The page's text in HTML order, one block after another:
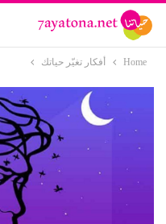
Home أفكار تغيّر حياتك